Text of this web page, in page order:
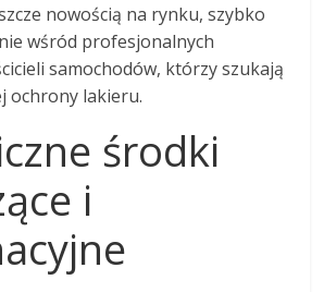
nowością na rynku, szybko
wśród profesjonalnych
samochodów, którzy szukają
ochrony lakieru.
środki
i